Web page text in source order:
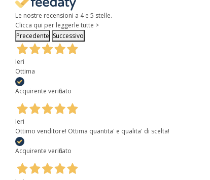
Le nostre recensioni a 4 e 5 stelle.
Clicca qui per leggerle tutte >
Precedente Successivo
Ieri
Ottima
Acquirente verificato
Ieri
Ottimo venditore! Ottima quantita' e qualita' di scelta!
Acquirente verificato